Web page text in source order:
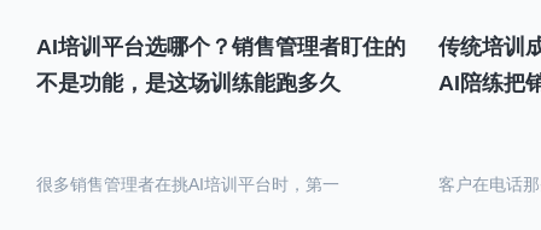
AI培训平台选哪个？销售管理者盯住的
不是功能，是这场训练能跑多久
很多销售管理者在挑AI培训平台时，第一
传统培训
AI陪练把
客户在电话